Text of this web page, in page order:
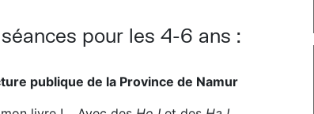
pour les 4-6 ans :
publique de la Province de Namur